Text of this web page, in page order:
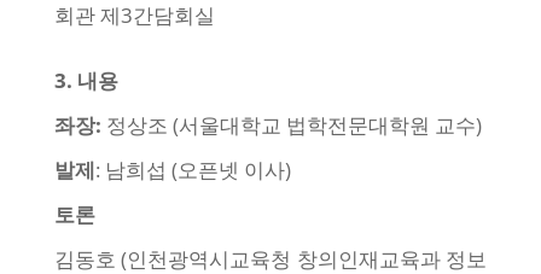
회관 제3간담회실
3. 내용
좌장: 정상조 (서울대학교 법학전문대학원 교수)
발제: 남희섭 (오픈넷 이사)
토론
김동호 (인천광역시교육청 창의인재교육과 정보